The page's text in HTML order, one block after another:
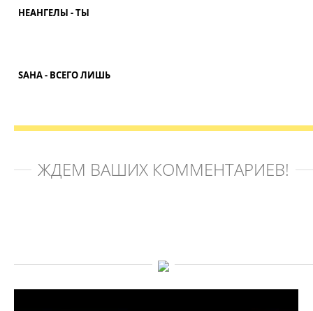
НЕАНГЕЛЫ - ТЫ
SAHA - ВСЕГО ЛИШЬ
ЖДЁМ ВАШИХ КОММЕНТАРИЕВ!